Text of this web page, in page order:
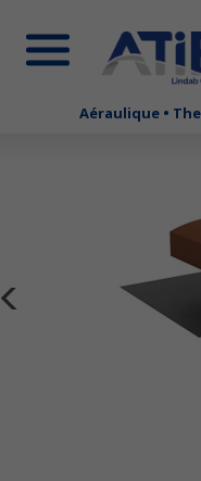
Aéraulique •